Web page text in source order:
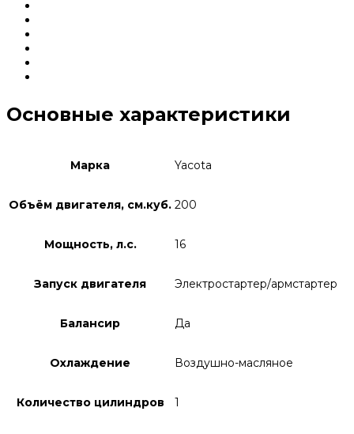
Основные характеристики
Марка Yacota
Объём двигателя, см.куб. 200
Мощность, л.с. 16
Запуск двигателя Электростартер/армстартер
Балансир Да
Охлаждение Воздушно-масляное
Количество цилиндров 1